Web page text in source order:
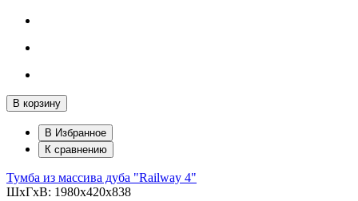
В корзину
В Избранное
К сравнению
Тумба из массива дуба "Railway 4"
ШхГхВ: 1980х420х838